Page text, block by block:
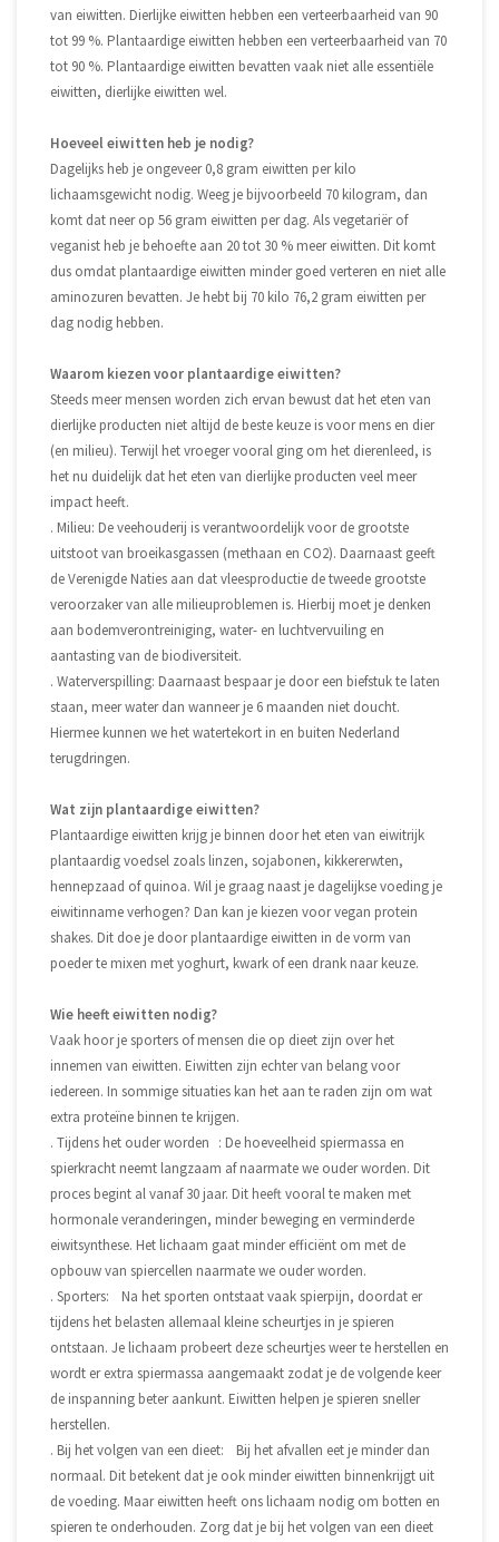
van eiwitten. Dierlijke eiwitten hebben een verteerbaarheid van 90
tot 99 %. Plantaardige eiwitten hebben een verteerbaarheid van 70
tot 90 %. Plantaardige eiwitten bevatten vaak niet alle essentiële
eiwitten, dierlijke eiwitten wel.
Hoeveel eiwitten heb je nodig?
Dagelijks heb je ongeveer 0,8 gram eiwitten per kilo
lichaamsgewicht nodig. Weeg je bijvoorbeeld 70 kilogram, dan
komt dat neer op 56 gram eiwitten per dag. Als vegetariër of
veganist heb je behoefte aan 20 tot 30 % meer eiwitten. Dit komt
dus omdat plantaardige eiwitten minder goed verteren en niet alle
aminozuren bevatten. Je hebt bij 70 kilo 76,2 gram eiwitten per
dag nodig hebben.
Waarom kiezen voor plantaardige eiwitten?
Steeds meer mensen worden zich ervan bewust dat het eten van
dierlijke producten niet altijd de beste keuze is voor mens en dier
(en milieu). Terwijl het vroeger vooral ging om het dierenleed, is
het nu duidelijk dat het eten van dierlijke producten veel meer
impact heeft.
. Milieu: De veehouderij is verantwoordelijk voor de grootste
uitstoot van broeikasgassen (methaan en CO2). Daarnaast geeft
de Verenigde Naties aan dat vleesproductie de tweede grootste
veroorzaker van alle milieuproblemen is. Hierbij moet je denken
aan bodemverontreiniging, water- en luchtvervuiling en
aantasting van de biodiversiteit.
. Waterverspilling: Daarnaast bespaar je door een biefstuk te laten
staan, meer water dan wanneer je 6 maanden niet doucht.
Hiermee kunnen we het watertekort in en buiten Nederland
terugdringen.
Wat zijn plantaardige eiwitten?
Plantaardige eiwitten krijg je binnen door het eten van eiwitrijk
plantaardig voedsel zoals linzen, sojabonen, kikkererwten,
hennepzaad of quinoa. Wil je graag naast je dagelijkse voeding je
eiwitinname verhogen? Dan kan je kiezen voor vegan protein
shakes. Dit doe je door plantaardige eiwitten in de vorm van
poeder te mixen met yoghurt, kwark of een drank naar keuze.
Wie heeft eiwitten nodig?
Vaak hoor je sporters of mensen die op dieet zijn over het
innemen van eiwitten. Eiwitten zijn echter van belang voor
iedereen. In sommige situaties kan het aan te raden zijn om wat
extra proteïne binnen te krijgen.
. Tijdens het ouder worden : De hoeveelheid spiermassa en
spierkracht neemt langzaam af naarmate we ouder worden. Dit
proces begint al vanaf 30 jaar. Dit heeft vooral te maken met
hormonale veranderingen, minder beweging en verminderde
eiwitsynthese. Het lichaam gaat minder efficiënt om met de
opbouw van spiercellen naarmate we ouder worden.
. Sporters: Na het sporten ontstaat vaak spierpijn, doordat er
tijdens het belasten allemaal kleine scheurtjes in je spieren
ontstaan. Je lichaam probeert deze scheurtjes weer te herstellen en
wordt er extra spiermassa aangemaakt zodat je de volgende keer
de inspanning beter aankunt. Eiwitten helpen je spieren sneller
herstellen.
. Bij het volgen van een dieet: Bij het afvallen eet je minder dan
normaal. Dit betekent dat je ook minder eiwitten binnenkrijgt uit
de voeding. Maar eiwitten heeft ons lichaam nodig om botten en
spieren te onderhouden. Zorg dat je bij het volgen van een dieet